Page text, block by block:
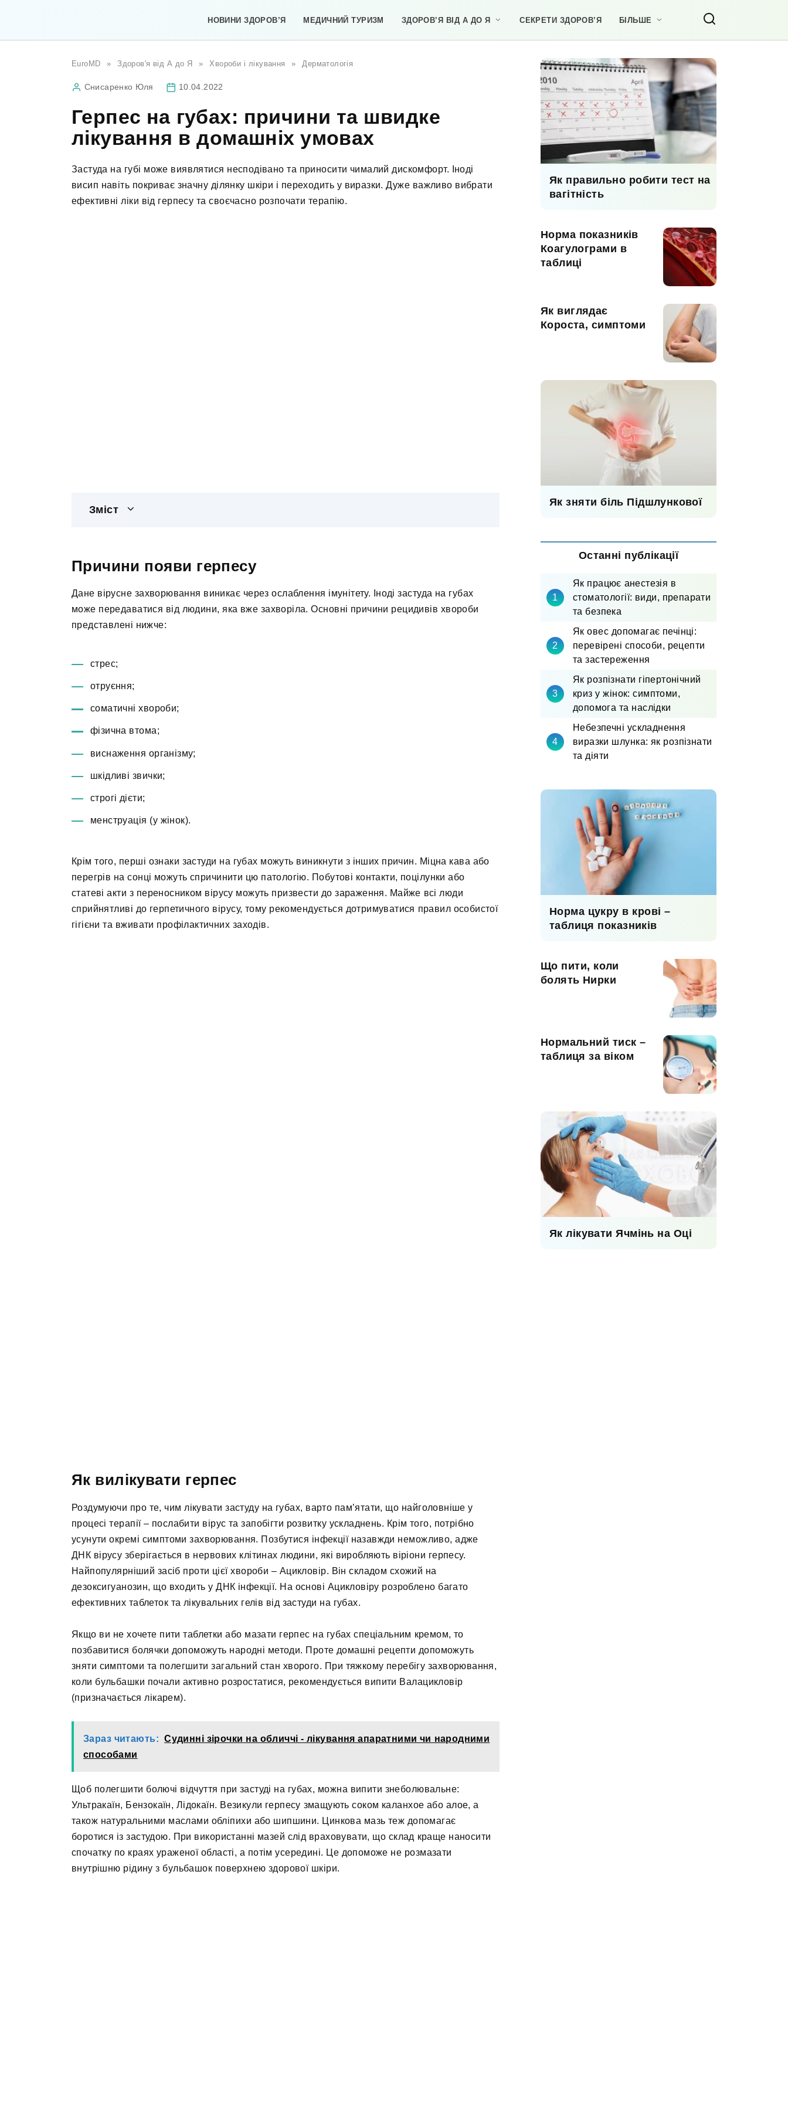
НОВИНИ ЗДОРОВ’Я МЕДИЧНИЙ ТУРИЗМ ЗДОРОВ’Я ВІД А ДО Я СЕКРЕТИ ЗДОРОВ’Я БІЛЬШЕ
EuroMD » Здоров'я від А до Я » Хвороби і лікування » Дерматологія
Снисаренко Юля 10.04.2022
Герпес на губах: причини та швидке
лікування в домашніх умовах
Застуда на губі може виявлятися несподівано та приносити чималий дискомфорт. Іноді
висип навіть покриває значну ділянку шкіри і переходить у виразки. Дуже важливо вибрати
ефективні ліки від герпесу та своєчасно розпочати терапію.
Зміст
Причини появи герпесу
Дане вірусне захворювання виникає через ослаблення імунітету. Іноді застуда на губах
може передаватися від людини, яка вже захворіла. Основні причини рецидивів хвороби
представлені нижче:
стрес;
отруєння;
соматичні хвороби;
фізична втома;
виснаження організму;
шкідливі звички;
строгі дієти;
менструація (у жінок).
Крім того, перші ознаки застуди на губах можуть виникнути з інших причин. Міцна кава або
перегрів на сонці можуть спричинити цю патологію. Побутові контакти, поцілунки або
статеві акти з переносником вірусу можуть призвести до зараження. Майже всі люди
сприйнятливі до герпетичного вірусу, тому рекомендується дотримуватися правил особистої
гігієни та вживати профілактичних заходів.
Як вилікувати герпес
Роздумуючи про те, чим лікувати застуду на губах, варто пам’ятати, що найголовніше у
процесі терапії – послабити вірус та запобігти розвитку ускладнень. Крім того, потрібно
усунути окремі симптоми захворювання. Позбутися інфекції назавжди неможливо, адже
ДНК вірусу зберігається в нервових клітинах людини, які виробляють віріони герпесу.
Найпопулярніший засіб проти цієї хвороби – Ацикловір. Він складом схожий на
дезоксигуанозин, що входить у ДНК інфекції. На основі Ацикловіру розроблено багато
ефективних таблеток та лікувальних гелів від застуди на губах.
Якщо ви не хочете пити таблетки або мазати герпес на губах спеціальним кремом, то
позбавитися болячки допоможуть народні методи. Проте домашні рецепти допоможуть
зняти симптоми та полегшити загальний стан хворого. При тяжкому перебігу захворювання,
коли бульбашки почали активно розростатися, рекомендується випити Валацикловір
(призначається лікарем).
Зараз читають: Судинні зірочки на обличчі - лікування апаратними чи народними
способами
Щоб полегшити болючі відчуття при застуді на губах, можна випити знеболювальне:
Ультракаїн, Бензокаїн, Лідокаїн. Везикули герпесу змащують соком каланхое або алое, а
також натуральними маслами обліпихи або шипшини. Цинкова мазь теж допомагає
боротися із застудою. При використанні мазей слід враховувати, що склад краще наносити
спочатку по краях ураженої області, а потім усередині. Це допоможе не розмазати
внутрішню рідину з бульбашок поверхнею здорової шкіри.
Як правильно робити тест на
вагітність
Норма показників
Коагулограми в
таблиці
Як виглядає
Короста, симптоми
Як зняти біль Підшлункової
Останні публікації
Як працює анестезія в
стоматології: види, препарати
та безпека
Як овес допомагає печінці:
перевірені способи, рецепти
та застереження
Як розпізнати гіпертонічний
криз у жінок: симптоми,
допомога та наслідки
Небезпечні ускладнення
виразки шлунка: як розпізнати
та діяти
Норма цукру в крові –
таблиця показників
Що пити, коли
болять Нирки
Нормальний тиск –
таблиця за віком
Як лікувати Ячмінь на Оці